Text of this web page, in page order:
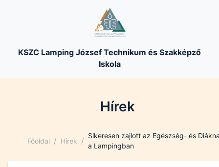
KSZC Lamping József Technikum és Szakképző
Iskola
Hírek
Főoldal / Hírek /
Sikeresen zajlott az Egészség- és
a Lampingban